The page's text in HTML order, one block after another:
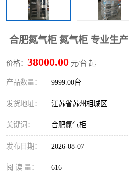
合肥氮气柜 氮气柜 专业生产
价格： 38000.00 元/台 起
产品数量： 9999.00台
发货地址： 江苏省苏州相城区
关键词： 合肥氮气柜
发布日期： 2026-08-07
阅 读 量： 616